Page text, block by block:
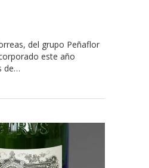
del grupo Peñaflor
este año
de…